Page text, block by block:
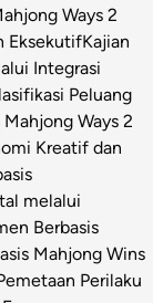
Ways 2
EksekutifKajian
Integrasi
Peluang
Ways 2
Kreatif dan
melalui
Berbasis
Mahjong Wins
Perilaku